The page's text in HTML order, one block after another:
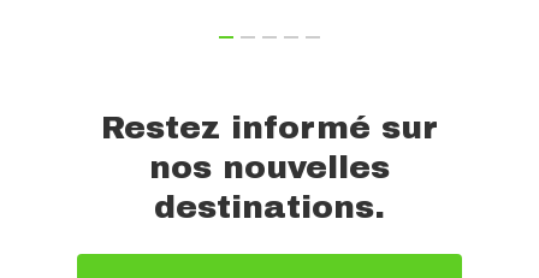
Restez informé sur
nos nouvelles
destinations.